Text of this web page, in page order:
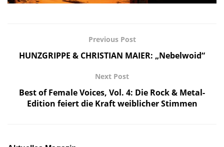
Previous Post
HUNZGRIPPE & CHRISTIAN MAIER: „Nebelwoid“
Next Post
Best of Female Voices, Vol. 4: Die Rock & Metal-
Edition feiert die Kraft weiblicher Stimmen